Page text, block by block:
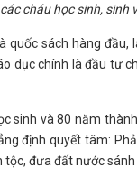
cháu học sinh, sinh
quốc sách hàng
dục chính là đầu tư
sinh và 80 năm
định quyết tâm:
đưa đất nước